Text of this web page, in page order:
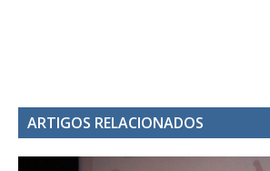
ARTIGOS RELACIONADOS